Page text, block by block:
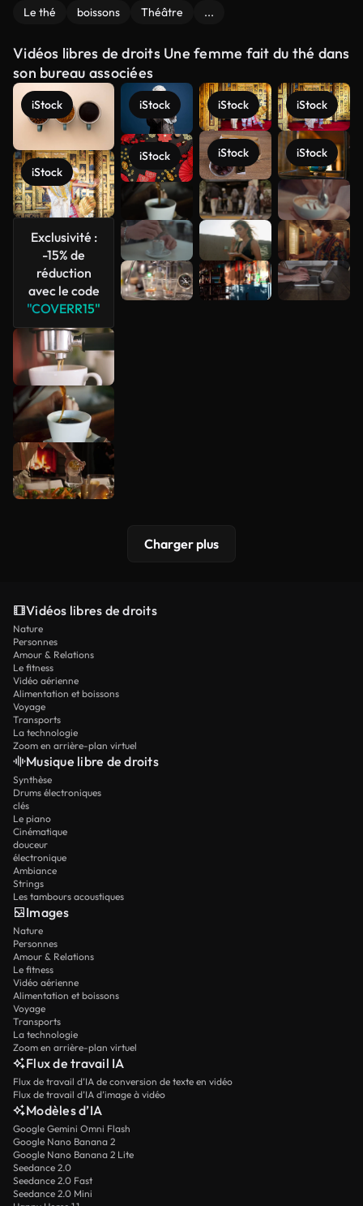
Le thé boissons Théâtre ...
Vidéos libres de droits Une femme fait du thé dans
son bureau associées
iStock
iStock
Exclusivité :
-15% de
réduction
avec le code
"COVERR15"
iStock
iStock
iStock
iStock
iStock
iStock
Voir plus
Charger plus
Vidéos libres de droits
Nature
Personnes
Amour & Relations
Le fitness
Vidéo aérienne
Alimentation et boissons
Voyage
Transports
La technologie
Zoom en arrière-plan virtuel
Musique libre de droits
Synthèse
Drums électroniques
clés
Le piano
Cinématique
douceur
électronique
Ambiance
Strings
Les tambours acoustiques
Images
Nature
Personnes
Amour & Relations
Le fitness
Vidéo aérienne
Alimentation et boissons
Voyage
Transports
La technologie
Zoom en arrière-plan virtuel
Flux de travail IA
Flux de travail d’IA de conversion de texte en vidéo
Flux de travail d’IA d’image à vidéo
Modèles d’IA
Google Gemini Omni Flash
Google Nano Banana 2
Google Nano Banana 2 Lite
Seedance 2.0
Seedance 2.0 Fast
Seedance 2.0 Mini